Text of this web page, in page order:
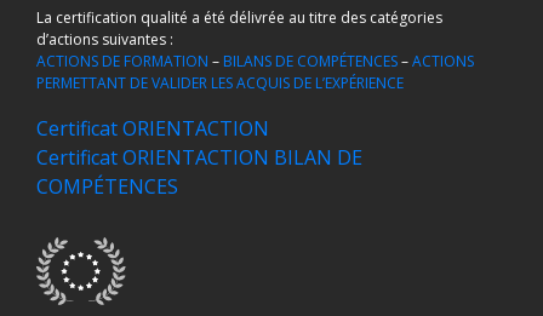
La certification qualité a été délivrée au titre des catégories
d’actions suivantes :
ACTIONS DE FORMATION – BILANS DE COMPÉTENCES–ACTIONS
PERMETTANT DE VALIDER LES ACQUIS DE L’EXPÉRIENCE
Certificat ORIENTACTION
Certificat ORIENTACTION BILAN DE
COMPÉTENCES